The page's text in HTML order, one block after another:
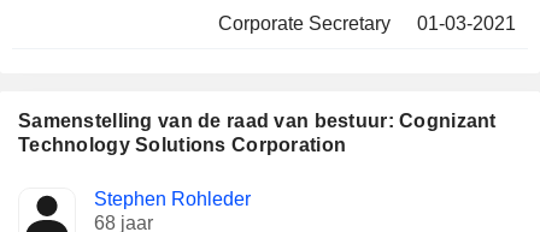
Corporate Secretary
01-03-2021
Samenstelling van de raad van bestuur: Cognizant
Technology Solutions Corporation
Bestuurder Raden
Stephen Rohleder
68 jaar